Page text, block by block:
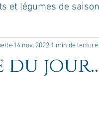
et légumes de saison
à moi... Rome :
du
14 nov. 2022 1 min de lecture